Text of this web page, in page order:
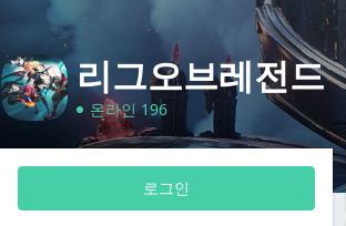
리그오브레전드
온라인 196
로그인